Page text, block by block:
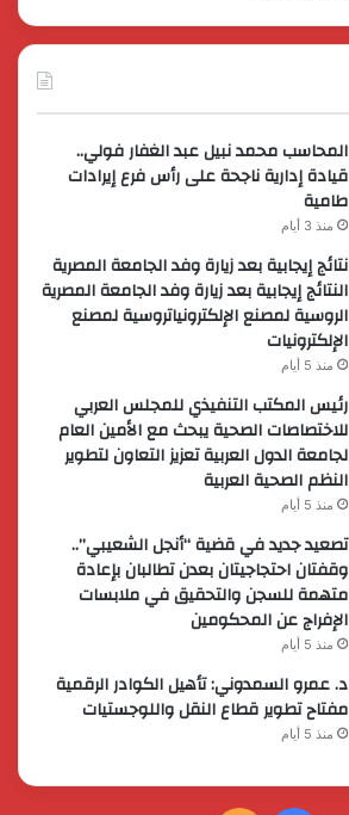
المحاسب محمد نبيل عبد الغفار فولي..
قيادة إدارية ناجحة على رأس فرع إيرادات
طامية
منذ 3 أيام
نتائج إيجابية بعد زيارة وفد الجامعة المصرية
النتائج إيجابية بعد زيارة وفد الجامعة المصرية
الروسية لمصنع الإلكترونياتروسية لمصنع
الإلكترونيات
منذ 5 أيام
رئيس المكتب التنفيذي للمجلس العربي
للاختصاصات الصحية يبحث مع الأمين العام
لجامعة الدول العربية تعزيز التعاون لتطوير
النظم الصحية العربية
منذ 5 أيام
تصعيد جديد في قضية “أنجل الشعيبي”..
وقفتان احتجاجيتان بعدن تطالبان بإعادة
متهمة للسجن والتحقيق في ملابسات
الإفراج عن المحكومين
منذ 5 أيام
د. عمرو السمدوني: تأهيل الكوادر الرقمية
مفتاح تطوير قطاع النقل واللوجستيات
منذ 5 أيام